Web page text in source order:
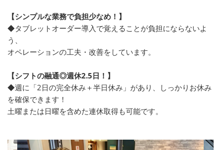
【シンプルな業務で負担少なめ！】
◆タブレットオーダー導入で覚えることが負担にならないよ
う、
オペレーションの工夫・改善をしています。
【シフトの融通◎週休2.5日！】
◆週に「2日の完全休み＋半日休み」があり、しっかりお休み
を確保できます！
土曜または日曜を含めた連休取得も可能です。